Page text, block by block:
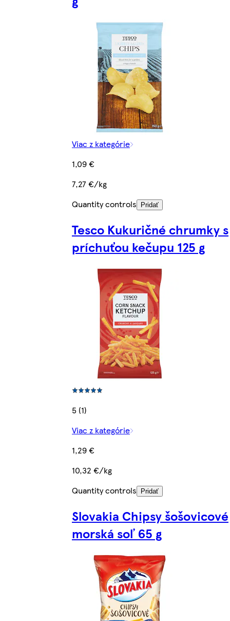
Viac z kategórie
1,09 €
7,27 €/kg
Quantity controls
Pridať
Tesco Kukuričné chrumky s
príchuťou kečupu 125 g
5 (1)
Viac z kategórie
1,29 €
10,32 €/kg
Quantity controls
Pridať
Slovakia Chipsy šošovicové
morská soľ 65 g